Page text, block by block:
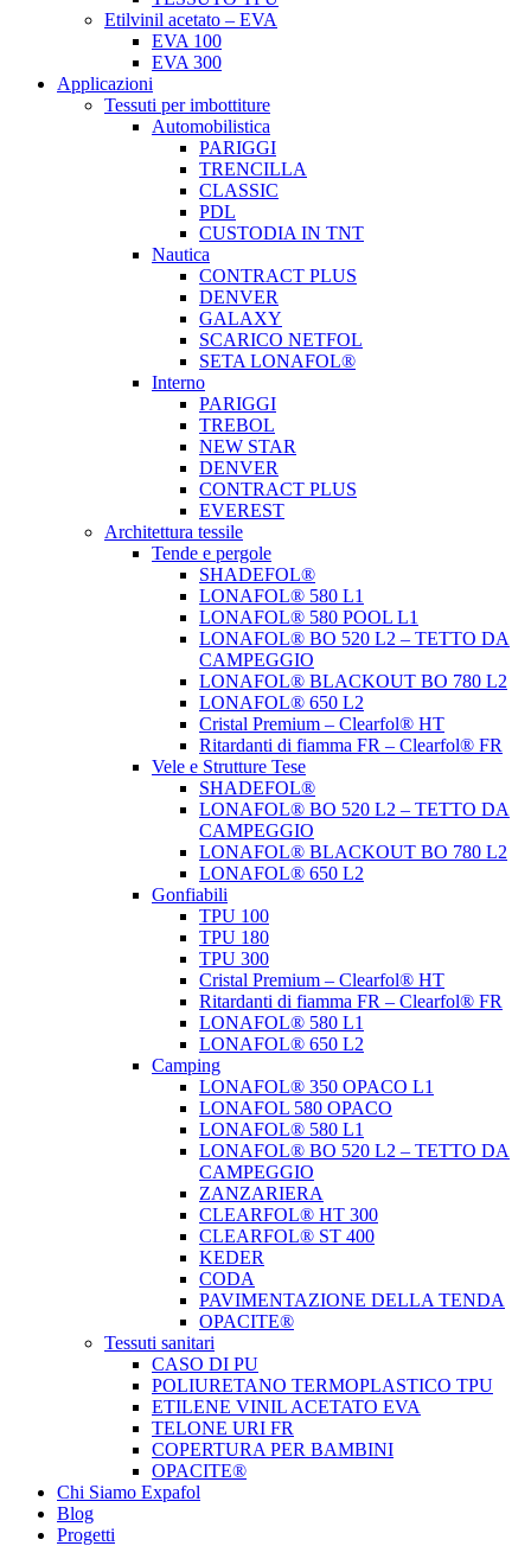
Etilvinil acetato – EVA
EVA 100
EVA 300
Applicazioni
Tessuti per imbottiture
Automobilistica
PARIGGI
TRENCILLA
CLASSIC
PDL
CUSTODIA IN TNT
Nautica
CONTRACT PLUS
DENVER
GALAXY
SCARICO NETFOL
SETA LONAFOL®
Interno
PARIGGI
TREBOL
NEW STAR
DENVER
CONTRACT PLUS
EVEREST
Architettura tessile
Tende e pergole
SHADEFOL®
LONAFOL® 580 L1
LONAFOL® 580 POOL L1
LONAFOL® BO 520 L2 – TETTO DA
CAMPEGGIO
LONAFOL® BLACKOUT BO 780 L2
LONAFOL® 650 L2
Cristal Premium – Clearfol® HT
Ritardanti di fiamma FR – Clearfol® FR
Vele e Strutture Tese
SHADEFOL®
LONAFOL® BO 520 L2 – TETTO DA
CAMPEGGIO
LONAFOL® BLACKOUT BO 780 L2
LONAFOL® 650 L2
Gonfiabili
TPU 100
TPU 180
TPU 300
Cristal Premium – Clearfol® HT
Ritardanti di fiamma FR – Clearfol® FR
LONAFOL® 580 L1
LONAFOL® 650 L2
Camping
LONAFOL® 350 OPACO L1
LONAFOL 580 OPACO
LONAFOL® 580 L1
LONAFOL® BO 520 L2 – TETTO DA
CAMPEGGIO
ZANZARIERA
CLEARFOL® HT 300
CLEARFOL® ST 400
KEDER
CODA
PAVIMENTAZIONE DELLA TENDA
OPACITE®
Tessuti sanitari
CASO DI PU
POLIURETANO TERMOPLASTICO TPU
ETILENE VINIL ACETATO EVA
TELONE URI FR
COPERTURA PER BAMBINI
OPACITE®
Chi Siamo Expafol
Blog
Progetti